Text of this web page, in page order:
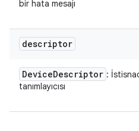
bir hata mesajı
descriptor
DeviceDescriptor :
tanımlayıcısı